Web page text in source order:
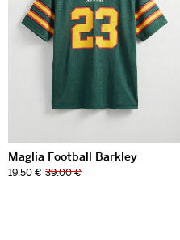
Maglia Football Barkley
19.50 € 39.00 €